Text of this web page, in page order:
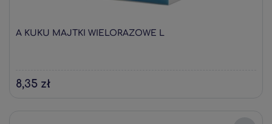
A KUKU MAJTKI WIELORAZOWE L
8,35 zł